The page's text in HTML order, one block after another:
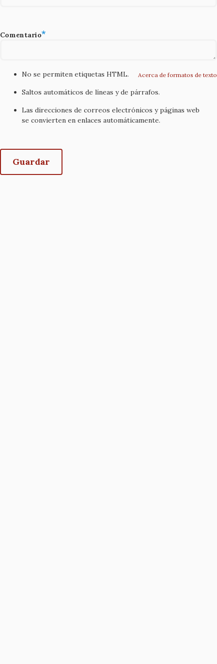
Comentario
Acerca de formatos de texto
No se permiten etiquetas HTML.
Saltos automáticos de líneas y de párrafos.
Las direcciones de correos electrónicos y páginas web
se convierten en enlaces automáticamente.